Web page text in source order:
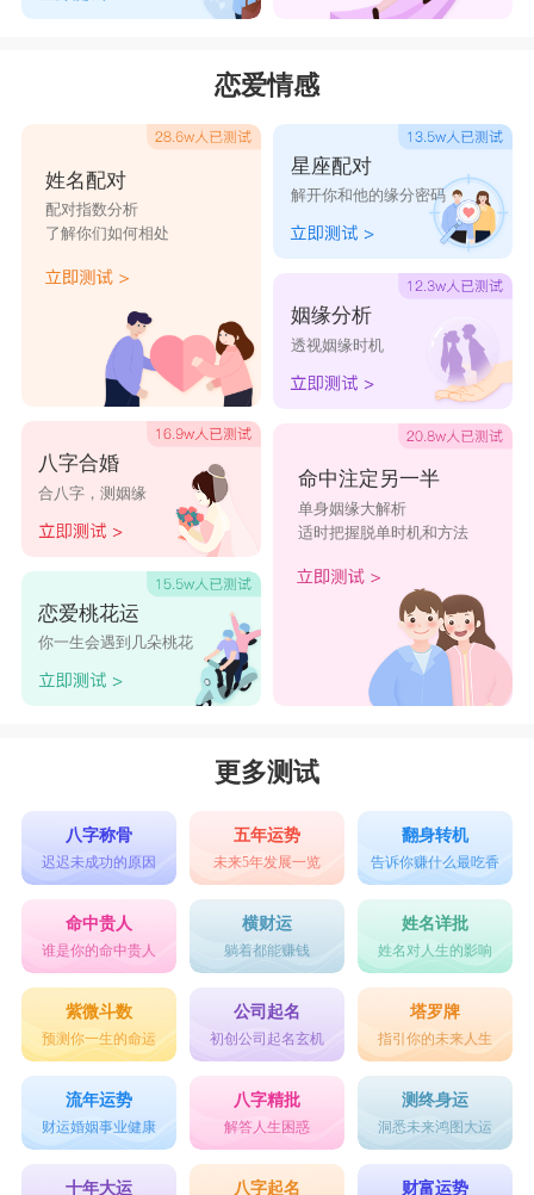
水瓶座总结：
的星座，他们最大的特点是革新，他们追求独一无
二的生活方式，崇尚自由。水瓶座是12星座中
的”友谊之星“，他们对人友善又注重隐私，喜欢结
交每一类朋友，但是确很难与他们交心，要真正与
他们交心需要很长的时间。他们对自己的家人会显
得冷淡和疏远，不善表达自己对家人的感情。
恋爱情感
姓名配对
配对指数分析
了解你们如何相处
八字合婚
合八字，测姻缘
恋爱桃花运
你一生会遇到几朵桃花
星座配对
解开你和他的缘分密码
姻缘分析
透视姻缘时机
命中注定另一半
单身姻缘大解析
适时把握脱单时机和方法
更多测试
八字称骨
迟迟未成功的原因
五年运势
未来5年发展一览
翻身转机
告诉你赚什么最吃香
命中贵人
谁是你的命中贵人
横财运
躺着都能赚钱
姓名详批
姓名对人生的影响
紫微斗数
预测你一生的命运
公司起名
初创公司起名玄机
塔罗牌
指引你的未来人生
流年运势
财运婚姻事业健康
八字精批
解答人生困惑
测终身运
洞悉未来鸿图大运
十年大运 八字起名 财富运势